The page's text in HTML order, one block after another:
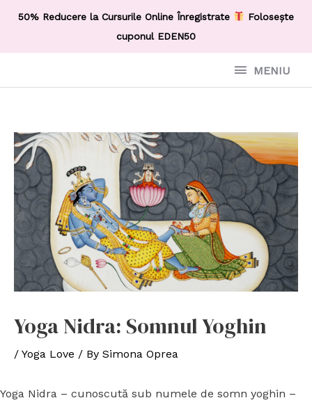
50% Reducere la Cursurile Online Înregistrate
Folosește
cuponul EDEN50
MENIU
Yoga Nidra: Somnul Yoghin
/ Yoga Love / By Simona Oprea
Yoga Nidra – cunoscută sub numele de somn yoghin –